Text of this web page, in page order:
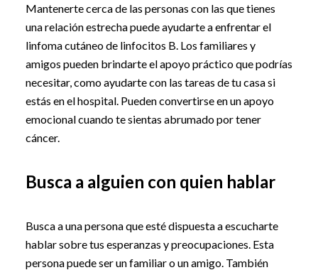
Mantenerte cerca de las personas con las que tienes
una relación estrecha puede ayudarte a enfrentar el
linfoma cutáneo de linfocitos B. Los familiares y
amigos pueden brindarte el apoyo práctico que podrías
necesitar, como ayudarte con las tareas de tu casa si
estás en el hospital. Pueden convertirse en un apoyo
emocional cuando te sientas abrumado por tener
cáncer.
Busca a alguien con quien hablar
Busca a una persona que esté dispuesta a escucharte
hablar sobre tus esperanzas y preocupaciones. Esta
persona puede ser un familiar o un amigo. También